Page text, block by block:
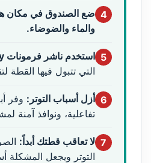
4 ضع الصندوق في مكان
والماء والضوضاء.
5 استخدم ناشر فرمونات Feliway
التي تتبول فيها القطة
6 أزل أسباب التوتر: وفر
تفاعلية، ونوافذ آمنة
7 لا تعاقب قطتك أبداً:
التوتر ويجعل المشكلة